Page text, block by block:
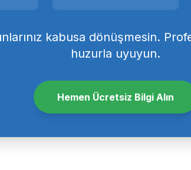
kabusa dönüşmesin.
huzurla uyuyun.
Hemen Ücretsiz Bilgi Alın